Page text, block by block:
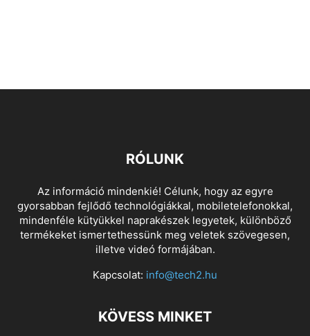
RÓLUNK
Az információ mindenkié! Célunk, hogy az egyre
gyorsabban fejlődő technológiákkal, mobiletelefonokkal,
mindenféle kütyükkel naprakészek legyetek, különböző
termékeket ismertethessünk meg veletek szövegesen,
illetve videó formájában.
Kapcsolat: info@tech2.hu
KÖVESS MINKET